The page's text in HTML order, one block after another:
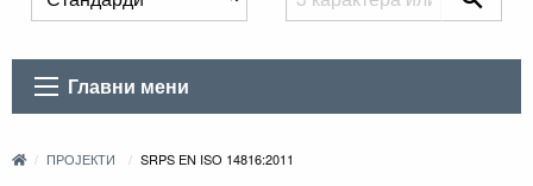
Главни мени
ПРОЈЕКТИ SRPS EN ISO 14816:2011